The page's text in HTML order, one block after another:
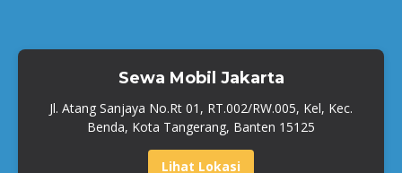
Sewa Mobil Jakarta
Jl. Atang Sanjaya No.Rt 01, RT.002/RW.005, Kel, Kec.
Benda, Kota Tangerang, Banten 15125
Lihat Lokasi